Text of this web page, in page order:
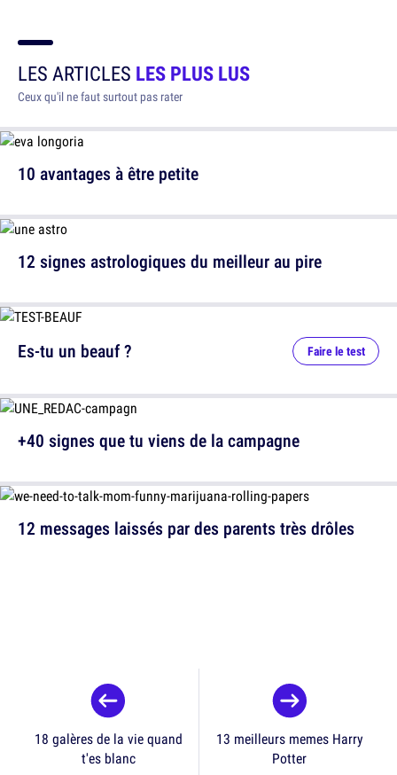
LES ARTICLES LES PLUS LUS
Ceux qu'il ne faut surtout pas rater
10 avantages à être petite
12 signes astrologiques du meilleur au pire
12 messages laissés par des parents très drôles
Es-tu un beauf ? Faire le test
+40 signes que tu viens de la campagne
18 galères de la vie quand
t'es blanc
13 meilleurs memes Harry
Potter